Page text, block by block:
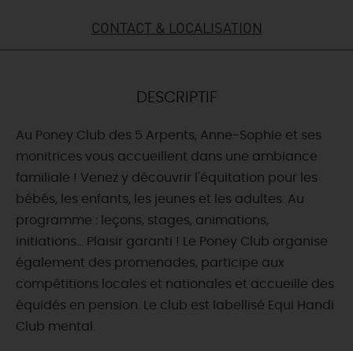
DEMAIN
CE WEEK-END
CETTE SEMAINE
TOUT L'AGENDA
CONTACT & LOCALISATION
DESCRIPTIF
Au Poney Club des 5 Arpents, Anne-Sophie et ses
monitrices vous accueillent dans une ambiance
familiale ! Venez y découvrir l'équitation pour les
bébés, les enfants, les jeunes et les adultes. Au
programme : leçons, stages, animations,
initiations... Plaisir garanti ! Le Poney Club organise
également des promenades, participe aux
compétitions locales et nationales et accueille des
équidés en pension. Le club est labellisé Equi Handi
Club mental.